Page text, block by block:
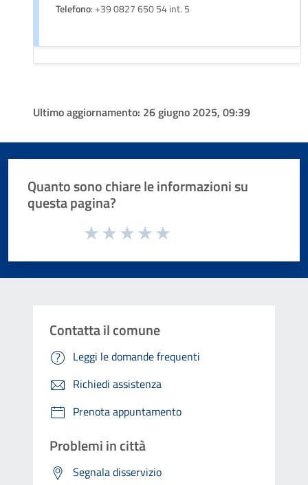
Telefono: +39 0827 650 54 int. 5
Ultimo aggiornamento: 26 giugno 2025, 09:39
Quanto sono chiare le informazioni su
questa pagina?
Valuta da 1 a 5 stelle la pagina
Contatta il comune
Leggi le domande frequenti
Richiedi assistenza
Prenota appuntamento
Problemi in città
Segnala disservizio